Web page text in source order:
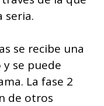
seria.
se recibe una
se puede
La fase 2
de otros